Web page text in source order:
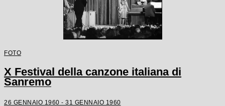
FOTO
X Festival della canzone italiana di
Sanremo
26 GENNAIO 1960 - 31 GENNAIO 1960